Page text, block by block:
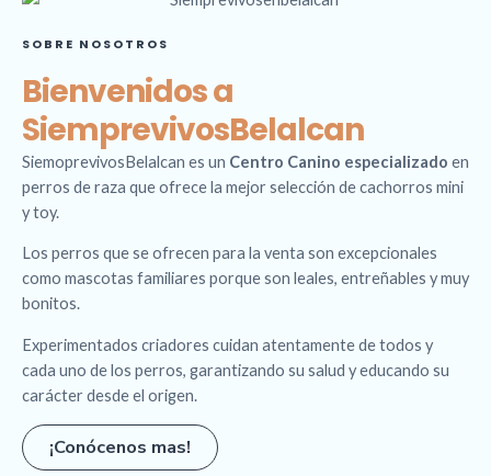
SOBRE NOSOTROS
Bienvenidos a
SiemprevivosBelalcan
SiemoprevivosBelalcan es un Centro Canino especializado en
perros de raza que ofrece la mejor selección de cachorros mini
y toy.
Los perros que se ofrecen para la venta son excepcionales
como mascotas familiares porque son leales, entreñables y muy
bonitos.
Experimentados criadores cuidan atentamente de todos y
cada uno de los perros, garantizando su salud y educando su
carácter desde el origen.
¡Conócenos mas!